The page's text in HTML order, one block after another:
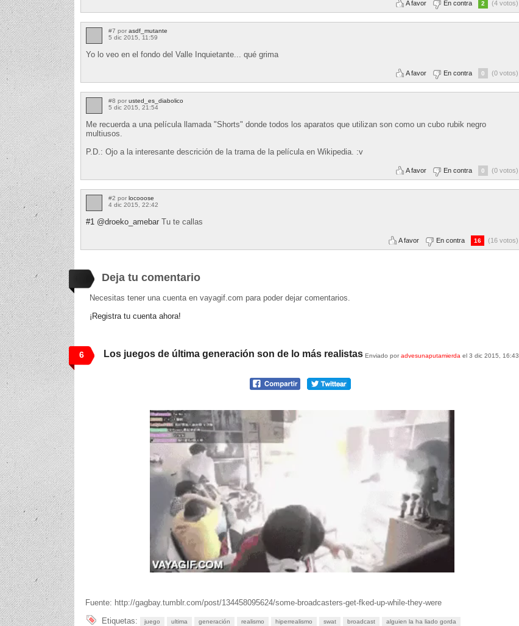
A favor En contra 2 (4 votos)
#7 por asdf_mutante
5 dic 2015, 11:59
Yo lo veo en el fondo del Valle Inquietante... qué grima
A favor En contra 0 (0 votos)
#8 por usted_es_diabolico
5 dic 2015, 21:54
Me recuerda a una película llamada "Shorts" donde todos los aparatos que utilizan son como un cubo rubik negro
multiusos.
P.D.: Ojo a la interesante descrición de la trama de la película en Wikipedia. :v
A favor En contra 0 (0 votos)
#2 por locooose
4 dic 2015, 22:42
#1 @droeko_amebar Tu te callas
A favor En contra 16 (16 votos)
Deja tu comentario
Necesitas tener una cuenta en vayagif.com para poder dejar comentarios.
¡Registra tu cuenta ahora!
6 Enviado poradvesunaputamierda el 3 dic 2015, 16:43
Los juegos de última generación son de lo más realistas
Fuente: http://gagbay.tumblr.com/post/134458095624/some-broadcasters-get-fked-up-while-they-were
Etiquetas:
juego ultima generación realismo hiperrealismo swat broadcast alguien la ha liado gorda